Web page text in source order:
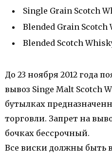
Single Grain Scotch
Blended Grain Scotch
Blended Scotch
До 23 ноября 2012 года
вывоз Singe Malt Scotch
бутылках
торговли. Запрет на
бочках бессрочный.
Все виски должны быть